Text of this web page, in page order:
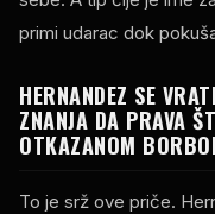
primi udarac dok
HERNANDEZ SE
ZNANJA DA PRAVA
OTKAZANOM
To je srž ove priče.